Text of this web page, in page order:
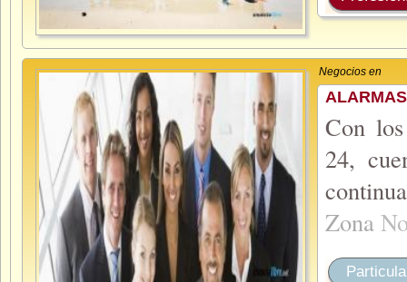
Negocios en
Con
24,
Zona